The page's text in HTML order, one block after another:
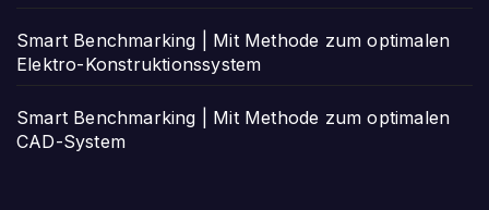
Smart Benchmarking | Mit Methode zum optimalen
Elektro-Konstruktionssystem
Smart Benchmarking | Mit Methode zum optimalen
CAD-System